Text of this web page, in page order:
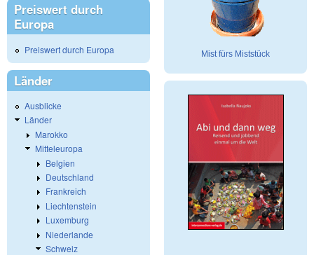
Preiswert durch
Europa
Preiswert durch Europa
Länder
Ausblicke
Länder
Marokko
Mitteleuropa
Belgien
Deutschland
Frankreich
Liechtenstein
Luxemburg
Niederlande
Schweiz
Mist fürs Miststück